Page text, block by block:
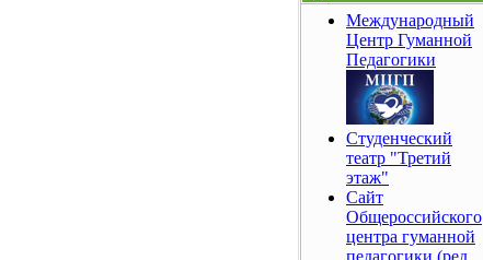
Международный
Центр Гуманной
Педагогики
Студенческий
театр "Третий
этаж"
Сайт
Общероссийского
центра гуманной
педагогики (ред.